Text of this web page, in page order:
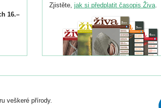
16.–
Zjistěte, jak si předplatit časopis Živa.
veškeré přírody.